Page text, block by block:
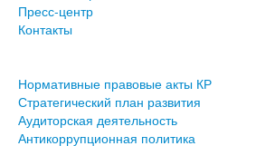
Пресс-центр
Контакты
Нормативные правовые акты КР
Стратегический план развития
Аудиторская деятельность
Антикоррупционная политика